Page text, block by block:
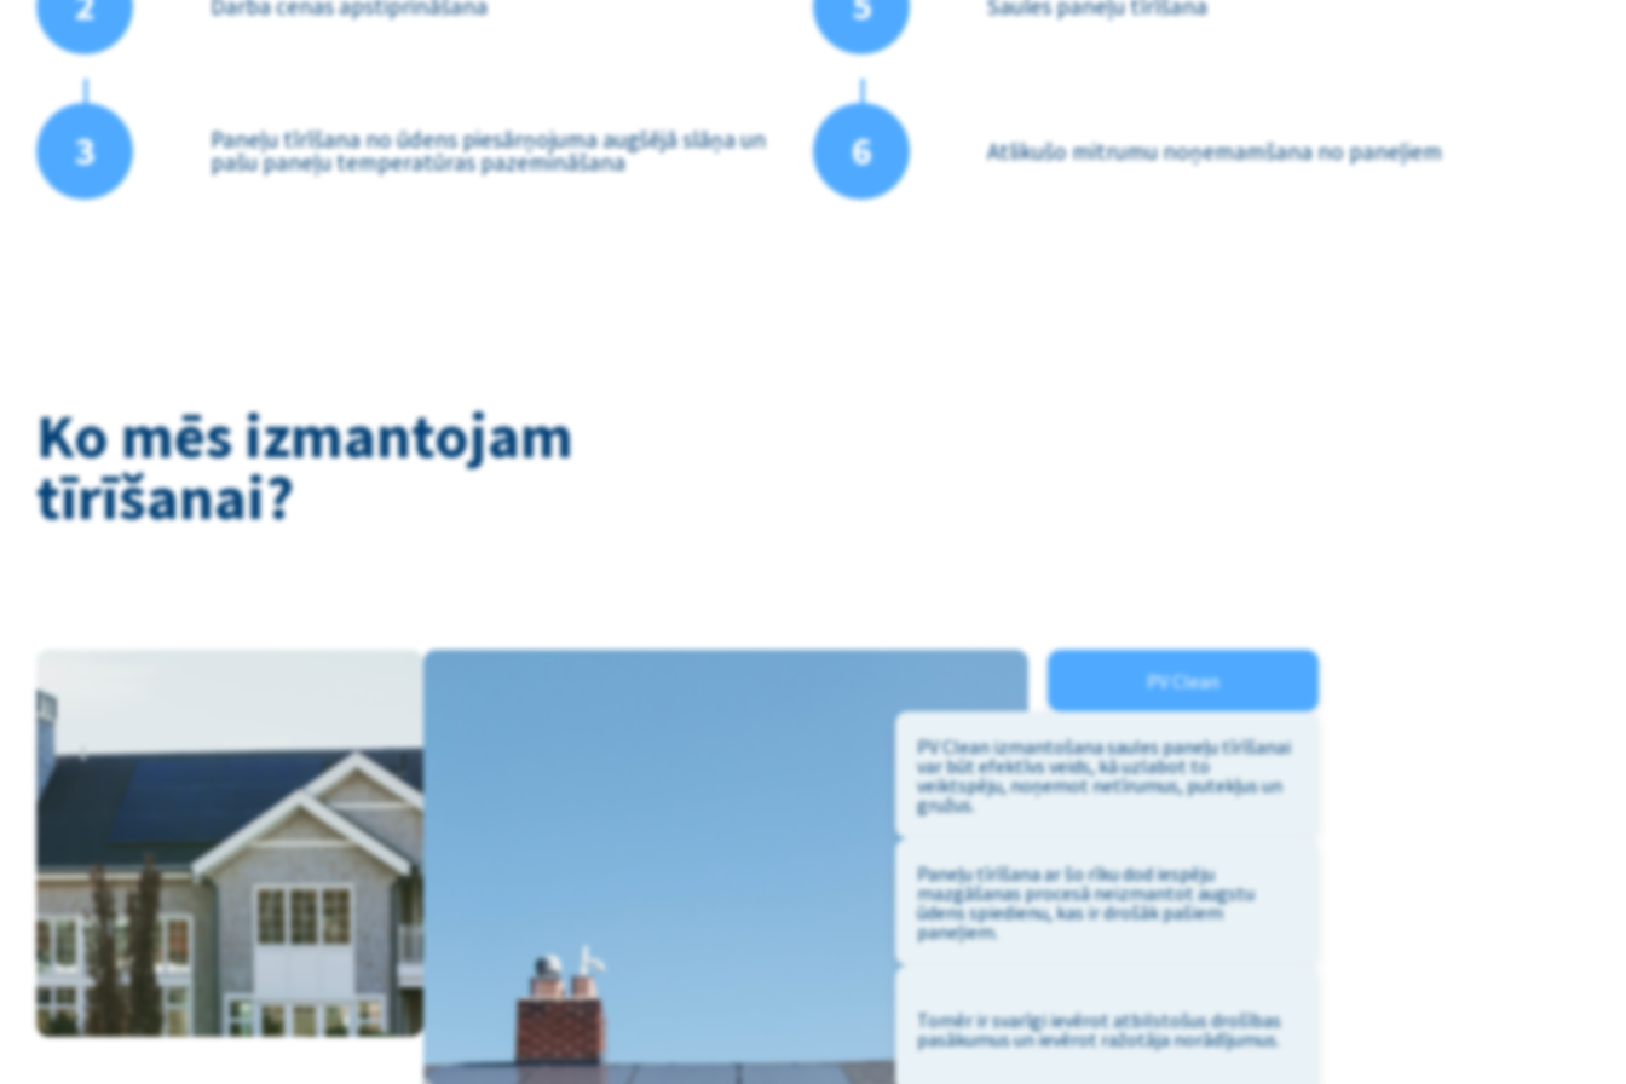
Darba cenas apstiprināšana
3 Paneļu tīrīšana no ūdens piesārņojuma augšējā slāņa un
pašu paneļu temperatūras pazemināšana
Saules paneļu tīrīšana
6 Atlikušo mitrumu noņemamšana no paneļiem
Ko mēs izmantojam
tīrīšanai?
PV Clean
PV Clean izmantošana saules paneļu tīrīšanai
var būt efektīvs veids, kā uzlabot to
veiktspēju, noņemot netīrumus, putekļus un
gružus.
Paneļu tīrīšana ar šo rīku dod iespēju
mazgāšanas procesā neizmantot augstu
ūdens spiedienu, kas ir drošāk pašiem
paneļiem.
Tomēr ir svarīgi ievērot atbilstošus drošības
pasākumus un ievērot ražotāja norādījumus.